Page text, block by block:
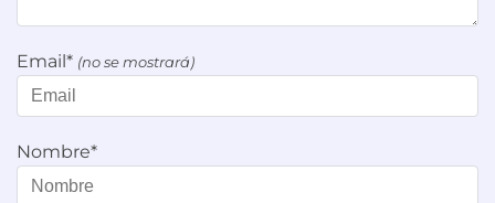
Email* (no se mostrará)
Nombre*